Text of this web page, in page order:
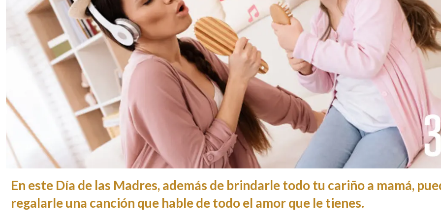
En este Día de las Madres, además de brindarle todo tu cariño a mamá,
regalarle una canción que hable de todo el amor que le tienes.